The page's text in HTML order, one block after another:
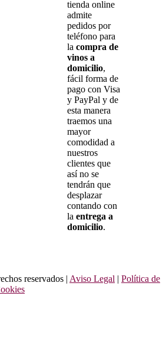
tienda online
admite
pedidos por
teléfono para
la compra de
vinos a
domicilio,
fácil forma de
pago con Visa
y PayPal y de
esta manera
traemos una
mayor
comodidad a
nuestros
clientes que
así no se
tendrán que
desplazar
contando con
la entrega a
domicilio.
reservados | Aviso Legal | Política de